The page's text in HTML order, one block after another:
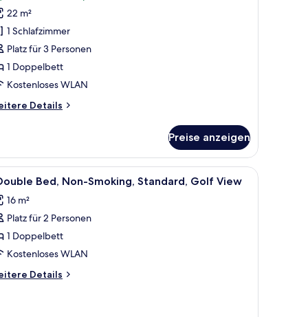
22 m²
1 Schlafzimmer
Platz für 3 Personen
1 Doppelbett
Kostenloses WLAN
Details
Preise anzeigen
einem Holzkopfstück, einem Nachttisch, einem Spiegel und
Ein Hotelzimmer mit Bett, Schreibtisch, Stuhl
3 Bed, Non-Smoking, Standard, Golf View
16 m²
Platz für 2 Personen
1 Doppelbett
Kostenloses WLAN
Details